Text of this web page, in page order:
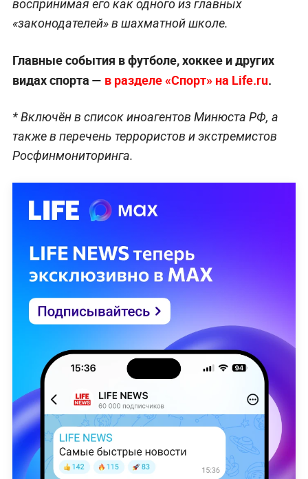
воспринимая его как одного из главных
«законодателей» в шахматной школе.
Главные события в футболе, хоккее и других
видах спорта — в разделе «Спорт» на Life.ru.
*Включён в список иноагентов Минюста РФ, а
также в перечень террористов и экстремистов
Росфинмониторинга.